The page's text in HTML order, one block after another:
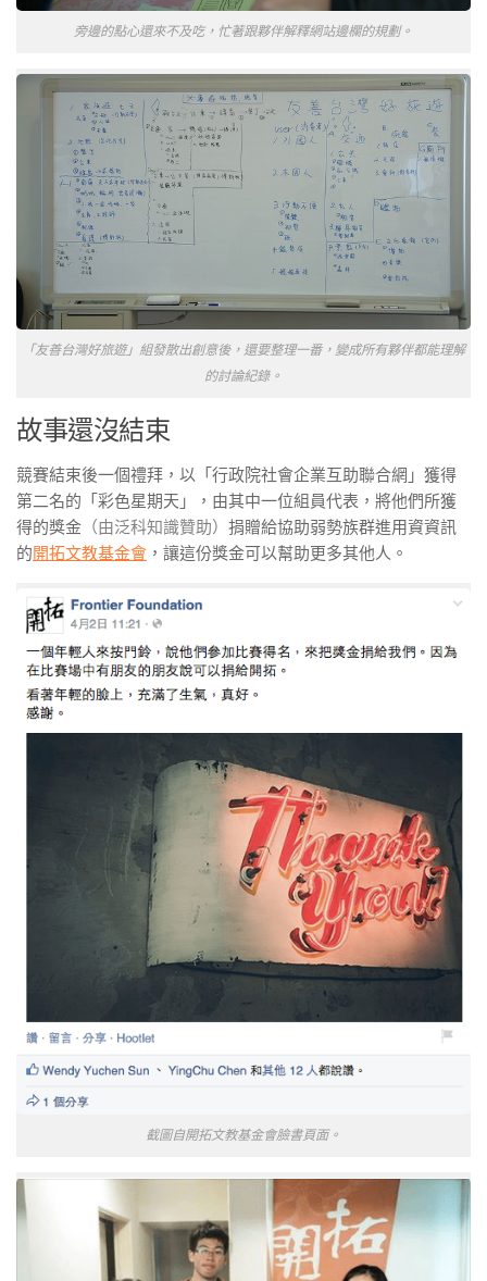
旁邊的點心還來不及吃，忙著跟夥伴解釋網站邊欄的規劃。
「友善台灣好旅遊」組發散出創意後，還要整理一番，變成所有夥伴都能理解
的討論紀錄。
故事還沒結束
競賽結束後一個禮拜，以「行政院社會企業互助聯合網」獲得
第二名的「彩色星期天」，由其中一位組員代表，將他們所獲
得的獎金 （由泛科知識贊助） 捐贈給協助弱勢族群進用資資訊
的開拓文教基金會 ，讓這份獎金可以幫助更多其他人。
截圖自開拓文教基金會臉書頁面。